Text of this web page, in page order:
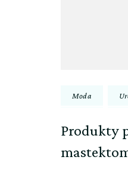
Moda
Produkty